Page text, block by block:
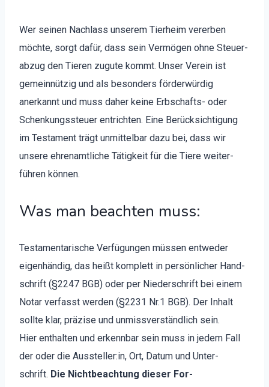
Wer seinen Nach­lass unserem Tier­heim vererben
möchte, sorgt dafür, dass sein Ver­mö­gen ohne Steuer­
abzug den Tieren zugute kommt. Unser Vere­in ist
gemein­nützig und als beson­ders förder­würdig
anerkan­nt und muss daher keine Erb­schafts- oder
Schenkungss­teuer entricht­en. Eine Berück­sich­ti­gung
im Tes­ta­ment trägt unmit­tel­bar dazu bei, dass wir
unsere ehre­namtliche Tätigkeit für die Tiere weit­er­
führen kön­nen.
Was man beachten muss:
Tes­ta­men­tarische Ver­fü­gun­gen müssen entwed­er
eigen­händig, das heißt kom­plett in per­sön­lich­er Hand­
schrift (§2247 BGB) oder per Nieder­schrift bei einem
Notar ver­fasst wer­den (§2231 Nr.1 BGB). Der Inhalt
sollte klar, präzise und unmissver­ständlich sein.
Hier enthal­ten und erkennbar sein muss in jedem Fall
der oder die Aussteller:in, Ort, Datum und Unter­
schrift. Die Nicht­beach­tung dieser For­